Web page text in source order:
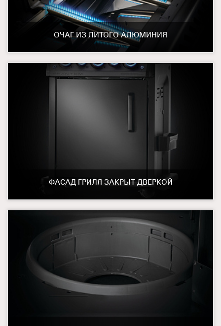
ОЧАГ ИЗ ЛИТОГО АЛЮМИНИЯ
ФАСАД ГРИЛЯ ЗАКРЫТ ДВЕРКОЙ